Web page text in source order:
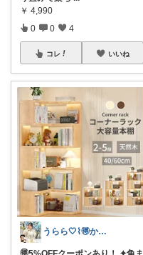
￥ 4,990
0 0 4
コレ いいね
うらら🤍⌇🉐かわいい暮らし